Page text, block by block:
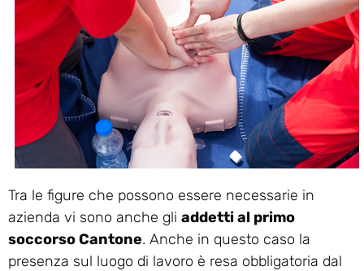
Tra le figure che possono essere necessarie in
azienda vi sono anche gli addetti al primo
soccorso Cantone. Anche in questo caso la
presenza sul luogo di lavoro è resa obbligatoria dal